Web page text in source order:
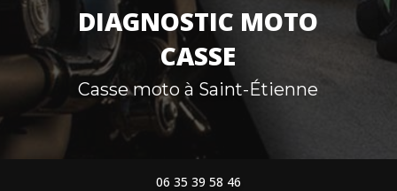
DIAGNOSTIC MOTO
CASSE
Casse moto à Saint-Étienne
06 35 39 58 46